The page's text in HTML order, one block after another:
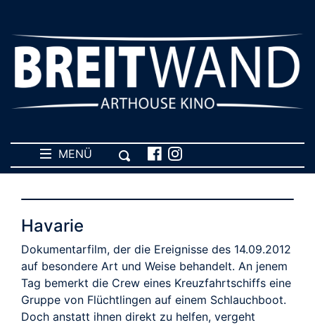
MENÜ
Havarie
Dokumentarfilm, der die Ereignisse des 14.09.2012
auf besondere Art und Weise behandelt. An jenem
Tag bemerkt die Crew eines Kreuzfahrtschiffs eine
Gruppe von Flüchtlingen auf einem Schlauchboot.
Doch anstatt ihnen direkt zu helfen, vergeht